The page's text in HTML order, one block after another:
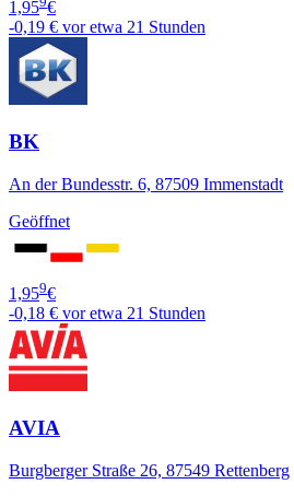
1,95 €
-0,19 € vor etwa 21 Stunden
BK
An der Bundesstr. 6, 87509 Immenstadt
Geöffnet
1,959€
-0,18 € vor etwa 21 Stunden
AVIA
Burgberger Straße 26, 87549 Rettenberg